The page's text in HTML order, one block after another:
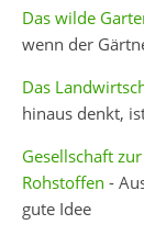
Das wilde
wenn der
Das
hinaus denkt,
Gesellschaft
Rohstoffen -
gute Idee